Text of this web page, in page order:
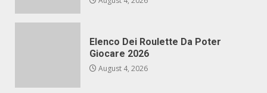
Elenco Dei Roulette Da Poter
Giocare 2026
August 4, 2026